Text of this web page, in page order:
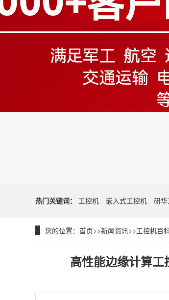
热门关键词： 工控机 嵌入式工控机 研
您的位置： 首页>>新闻资讯>>工控机百
高性能边缘计算